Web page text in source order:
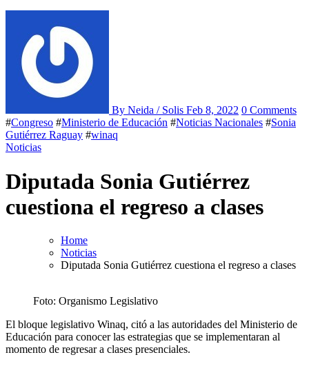
By Neida / Solis Feb 8, 2022 0 Comments
#Congreso #Ministerio de Educación #Noticias Nacionales #Sonia
Gutiérrez Raguay #winaq
Noticias
Diputada Sonia Gutiérrez
cuestiona el regreso a clases
Home
Noticias
Diputada Sonia Gutiérrez cuestiona el regreso a clases
Foto: Organismo Legislativo
El bloque legislativo Winaq, citó a las autoridades del Ministerio de
Educación para conocer las estrategias que se implementaran al
momento de regresar a clases presenciales.